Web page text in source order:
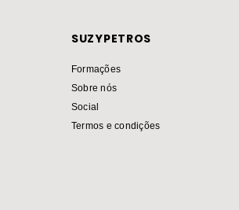
SUZYPETROS
Formações
Sobre nós
Social
Termos e condições